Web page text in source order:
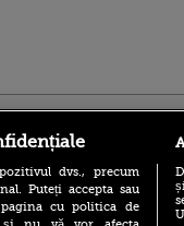
dvs., precum
Puteți accepta sau
cu politica de